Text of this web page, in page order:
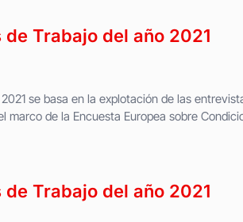
Trabajo del año 2021
se basa en la explotación de las
de la Encuesta Europea sobre
Trabajo del año 2021